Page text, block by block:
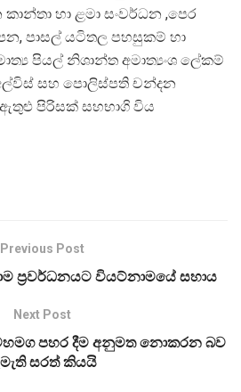
හා ළමා සංවර්ධන ,පෙර
පාසල් යටිතල පහසුකම් හා
පියල් නිශාන්ත අමාත්‍යංශ ලේකම්
සහ පොලිස්පති චන්දන
පිරිසක් සහභාගි විය
Previous Post
ප්‍රවර්ධනයට වියට්නාමයේ සහාය
Next Post
පහර දීම අනුමත නොකරන බව
සරත් කියයි